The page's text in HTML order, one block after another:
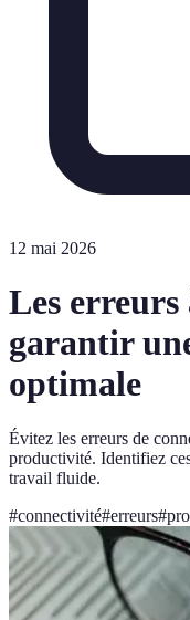
12 mai 2026
Les
garantir
optimale
Évitez les erreurs de
productivité. Identifiez
travail fluide.
#connectivité#erreurs#